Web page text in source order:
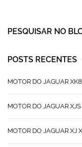
PESQUISAR NO
POSTS RECENTES
MOTOR DO JAGUAR
MOTOR DO JAGUAR
MOTOR DO JAGUAR XJ